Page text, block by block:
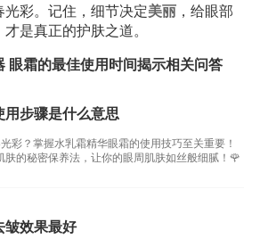
彩。记住，细节决定美丽，给眼部
是真正的护肤之道。
眼霜的最佳使用时间揭示相关问答
用步骤是什么意思
彩？掌握水乳霜精华眼霜的使用技巧至关重要！
肤的秘密保养法，让你的眼周肌肤如丝般细腻！🌹
皱效果最好